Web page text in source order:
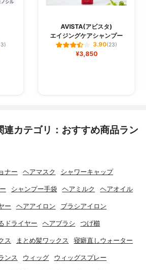
AVISTA(アビスタ)
エイジングケアシャンプー
3.90(23)
¥3,850
連カテゴリ：おすすめ商品ラン
ナー ヘアマスク シャワーキャップ
シャンプー手袋 ヘアミルク ヘアオイル
ー ヘアアイロン ブラシアイロン
ドライヤー ヘアブラシ つげ櫛
ス まとめ髪ワックス 寝癖直しウォーター
ンス ウィッグ ウィッグスプレー